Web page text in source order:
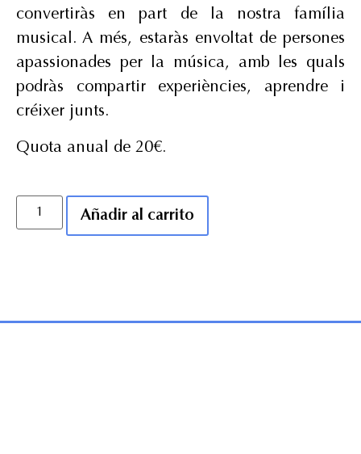
convertiràs en part de la nostra família
musical. A més, estaràs envoltat de persones
apassionades per la música, amb les quals
podràs compartir experiències, aprendre i
créixer junts.
Quota anual de 20€.
Añadir al carrito